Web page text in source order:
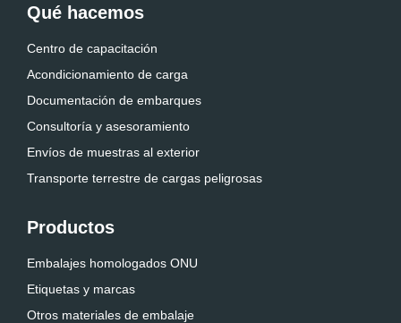
Qué hacemos
Centro de capacitación
Acondicionamiento de carga
Documentación de embarques
Consultoría y asesoramiento
Envíos de muestras al exterior
Transporte terrestre de cargas peligrosas
Productos
Embalajes homologados ONU
Etiquetas y marcas
Otros materiales de embalaje